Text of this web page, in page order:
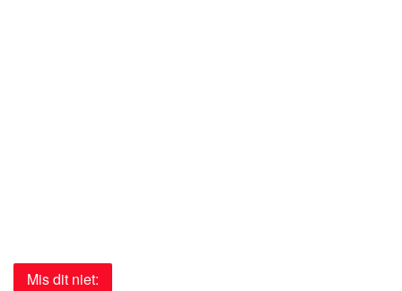
Mis dit niet: